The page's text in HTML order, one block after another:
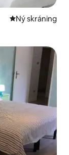
Ný gistiaðstaða
Ný skráning